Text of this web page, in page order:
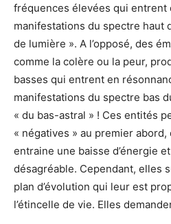
fréquences élevées qui entrent
manifestations du spectre haut
de lumière ». A l’opposé, des
comme la colère ou la peur,
basses qui entrent en
manifestations du spectre bas
« du bas-astral » ! Ces entités
« négatives » au premier
entraine une baisse d’énergie
désagréable. Cependant, elles
plan d’évolution qui leur est
l’étincelle de vie. Elles